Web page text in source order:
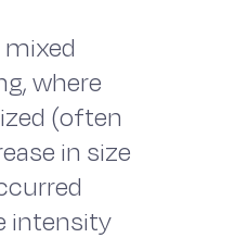
mixed
where
(often
in size
intensity